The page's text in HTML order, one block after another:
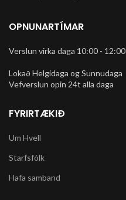
OPNUNARTÍMAR
Verslun virka daga 10:00 -
Lokað Helgidaga og Sunnudaga
Vefverslun opin 24t alla daga
FYRIRTÆKIÐ
Um Hvell
Starfsfólk
Hafa samband